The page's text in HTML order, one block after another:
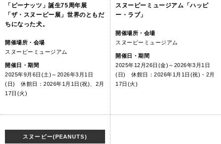
「ピーナッツ」誕生75周年展
「ザ・スヌーピー展」世界のともだ
ちになった犬。
開催場所・会場
スヌーピーミュージアム
開催日・期間
2025年9月6日(土)～2026年3月1日
(日) 休館日：2026年1月1日(祝)、2月
17日(火)
スヌーピーミュージアム「ハッピ
ー・ラブ」
開催場所・会場
スヌーピーミュージアム
開催日・期間
2025年12月26日(金)～2026年3月1日
(日) 休館日：2026年1月1日(祝)・2月
17日(火)
スヌーピー(PEANUTS)